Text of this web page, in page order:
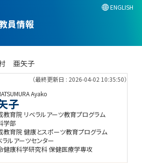
員情報
ENGLISH
亜矢子
（最終更新日 : 2026-04-02 10:35:50）
Ayako
子
教育院 リベラルアーツ教育プログラム
学部
教育院 健康とスポーツ教育プログラム
ルアーツセンター
健康科学研究科 保健医療学専攻